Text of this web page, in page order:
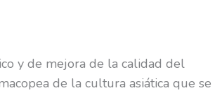
y de mejora de la calidad del
de la cultura asiática que se